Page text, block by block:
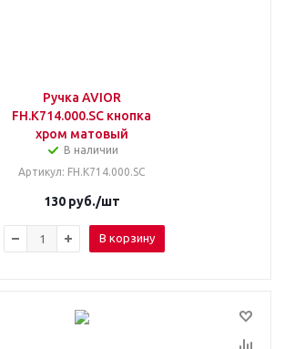
Ручка AVIOR
FH.К714.000.SС кнопка
хром матовый
В наличии
Артикул: FH.К714.000.SС
130руб./шт
В корзину